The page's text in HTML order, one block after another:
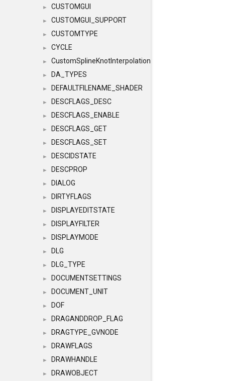
► CUSTOMGUI
► CUSTOMGUI_SUPPORT
► CUSTOMTYPE
► CYCLE
► CustomSplineKnotInterpolation
► DA_TYPES
► DEFAULTFILENAME_SHADER
► DESCFLAGS_DESC
► DESCFLAGS_ENABLE
► DESCFLAGS_GET
► DESCFLAGS_SET
► DESCIDSTATE
► DESCPROP
► DIALOG
► DIRTYFLAGS
► DISPLAYEDITSTATE
► DISPLAYFILTER
► DISPLAYMODE
► DLG
► DLG_TYPE
► DOCUMENTSETTINGS
► DOCUMENT_UNIT
► DOF
► DRAGANDDROP_FLAG
► DRAGTYPE_GVNODE
► DRAWFLAGS
► DRAWHANDLE
► DRAWOBJECT